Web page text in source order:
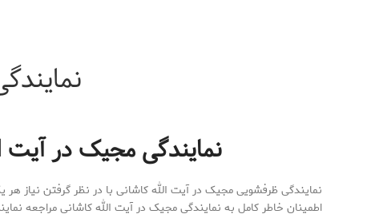
نمایندگی مجیک در آیت
نمایندگی ظرفشویی مجیک در آیت الله کاشانی با در نظر گرفتن نیاز
اطمینان خاطر کامل به نمایندگی مجیک در آیت الله کاشانی مراجعه